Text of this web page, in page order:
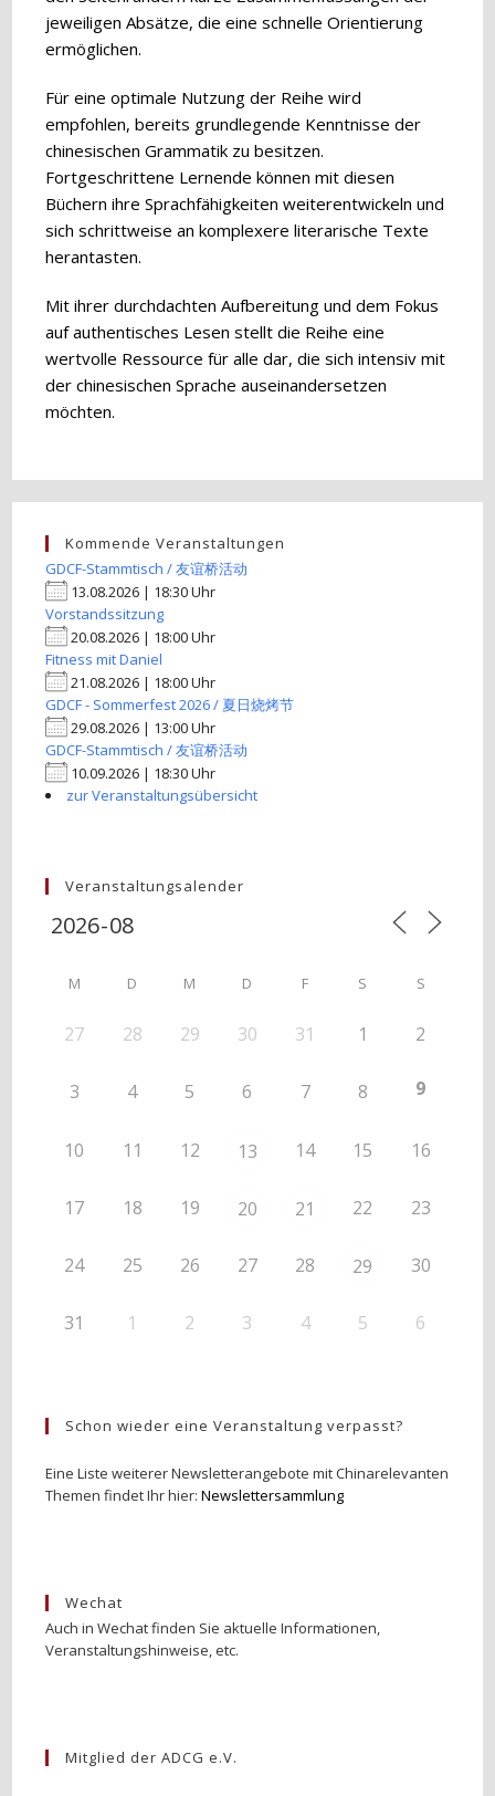
jeweiligen Absätze, die eine schnelle Orientierung
ermöglichen.
Für eine optimale Nutzung der Reihe wird
empfohlen, bereits grundlegende Kenntnisse der
chinesischen Grammatik zu besitzen.
Fortgeschrittene Lernende können mit diesen
Büchern ihre Sprachfähigkeiten weiterentwickeln und
sich schrittweise an komplexere literarische Texte
herantasten.
Mit ihrer durchdachten Aufbereitung und dem Fokus
auf authentisches Lesen stellt die Reihe eine
wertvolle Ressource für alle dar, die sich intensiv mit
der chinesischen Sprache auseinandersetzen
möchten.
Kommende Veranstaltungen
GDCF-Stammtisch / 友谊桥活动
13.08.2026 | 18:30 Uhr
Vorstandssitzung
20.08.2026 | 18:00 Uhr
Fitness mit Daniel
21.08.2026 | 18:00 Uhr
GDCF - Sommerfest 2026 / 夏日烧烤节
29.08.2026 | 13:00 Uhr
GDCF-Stammtisch / 友谊桥活动
10.09.2026 | 18:30 Uhr
zur Veranstaltungsübersicht
Veranstaltungsalender
M D M D F S S
27 28 29 30 31 1 2
3 4 5 6 7 8 9
10 11 12 13 14 15 16
17 18 19 20 21 22 23
24 25 26 27 28 29 30
31 1 2 3 4 5 6
Schon wieder eine Veranstaltung verpasst?
Eine Liste weiterer Newsletterangebote mit Chinarelevanten
Themen findet Ihr hier:Newslettersammlung
Wechat
Auch in Wechat finden Sie aktuelle Informationen,
Veranstaltungshinweise, etc.
Mitglied der ADCG e.V.